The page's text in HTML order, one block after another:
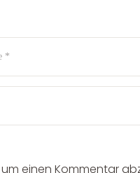
um einen Kommentar